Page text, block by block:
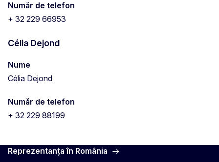
Număr de telefon
+ 32 229 66953
Célia Dejond
Nume
Célia Dejond
Număr de telefon
+ 32 229 88199
Reprezentanța în România